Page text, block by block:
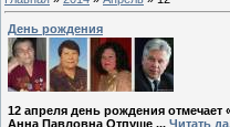
День рождения
12 апреля день рождения
Анна Павловна Отпуще ... Читать